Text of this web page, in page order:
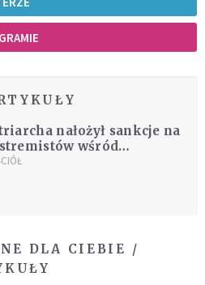
nałożył sankcje na
wśród
DLA CIEBIE /